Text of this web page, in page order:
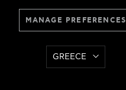
MANAGE PREFERENCES
GREECE